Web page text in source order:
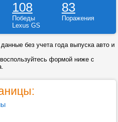
108 83
Победы
Поражения
Lexus GS
без учета года выпуска авто и
формой ниже с